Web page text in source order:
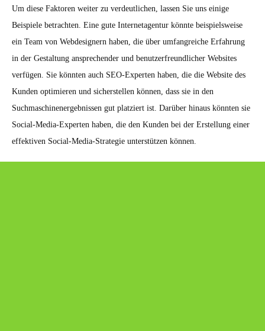
Um diese Faktoren weiter zu verdeutlichen, lassen Sie uns einige
Beispiele betrachten. Eine gute Internetagentur könnte beispielsweise
ein Team von Webdesignern haben, die über umfangreiche Erfahrung
in der Gestaltung ansprechender und benutzerfreundlicher Websites
verfügen. Sie könnten auch SEO-Experten haben, die die Website des
Kunden optimieren und sicherstellen können, dass sie in den
Suchmaschinenergebnissen gut platziert ist. Darüber hinaus könnten sie
Social-Media-Experten haben, die den Kunden bei der Erstellung einer
effektiven Social-Media-Strategie unterstützen können.